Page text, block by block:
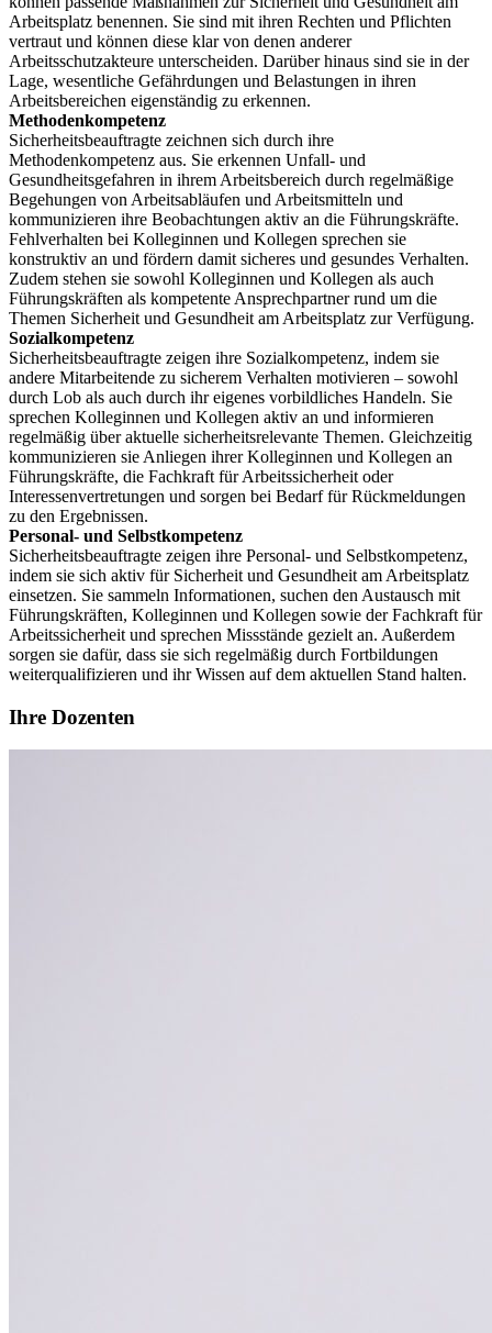
Arbeitsplatz benennen. Sie sind mit ihren Rechten und Pflichten
vertraut und können diese klar von denen anderer
Arbeitsschutzakteure unterscheiden. Darüber hinaus sind sie in der
Lage, wesentliche Gefährdungen und Belastungen in ihren
Arbeitsbereichen eigenständig zu erkennen.
Methodenkompetenz
Sicherheitsbeauftragte zeichnen sich durch ihre
Methodenkompetenz aus. Sie erkennen Unfall- und
Gesundheitsgefahren in ihrem Arbeitsbereich durch regelmäßige
Begehungen von Arbeitsabläufen und Arbeitsmitteln und
kommunizieren ihre Beobachtungen aktiv an die Führungskräfte.
Fehlverhalten bei Kolleginnen und Kollegen sprechen sie
konstruktiv an und fördern damit sicheres und gesundes Verhalten.
Zudem stehen sie sowohl Kolleginnen und Kollegen als auch
Führungskräften als kompetente Ansprechpartner rund um die
Themen Sicherheit und Gesundheit am Arbeitsplatz zur Verfügung.
Sozialkompetenz
Sicherheitsbeauftragte zeigen ihre Sozialkompetenz, indem sie
andere Mitarbeitende zu sicherem Verhalten motivieren – sowohl
durch Lob als auch durch ihr eigenes vorbildliches Handeln. Sie
sprechen Kolleginnen und Kollegen aktiv an und informieren
regelmäßig über aktuelle sicherheitsrelevante Themen. Gleichzeitig
kommunizieren sie Anliegen ihrer Kolleginnen und Kollegen an
Führungskräfte, die Fachkraft für Arbeitssicherheit oder
Interessenvertretungen und sorgen bei Bedarf für Rückmeldungen
zu den Ergebnissen.
Personal- und Selbstkompetenz
Sicherheitsbeauftragte zeigen ihre Personal- und Selbstkompetenz,
indem sie sich aktiv für Sicherheit und Gesundheit am Arbeitsplatz
einsetzen. Sie sammeln Informationen, suchen den Austausch mit
Führungskräften, Kolleginnen und Kollegen sowie der Fachkraft für
Arbeitssicherheit und sprechen Missstände gezielt an. Außerdem
sorgen sie dafür, dass sie sich regelmäßig durch Fortbildungen
weiterqualifizieren und ihr Wissen auf dem aktuellen Stand halten.
Ihre Dozenten